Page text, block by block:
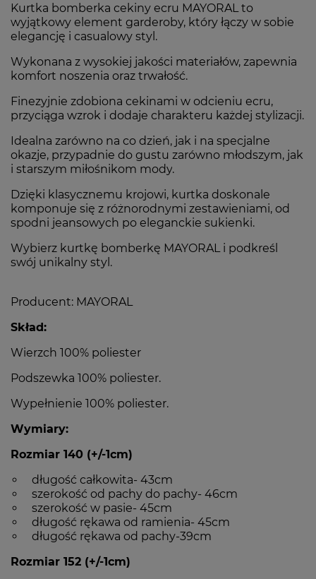
Kurtka bomberka cekiny ecru MAYORAL to
wyjątkowy element garderoby, który łączy w sobie
elegancję i casualowy styl.
Wykonana z wysokiej jakości materiałów, zapewnia
komfort noszenia oraz trwałość.
Finezyjnie zdobiona cekinami w odcieniu ecru,
przyciąga wzrok i dodaje charakteru każdej stylizacji.
Idealna zarówno na co dzień, jak i na specjalne
okazje, przypadnie do gustu zarówno młodszym, jak
i starszym miłośnikom mody.
Dzięki klasycznemu krojowi, kurtka doskonale
komponuje się z różnorodnymi zestawieniami, od
spodni jeansowych po eleganckie sukienki.
Wybierz kurtkę bomberkę MAYORAL i podkreśl
swój unikalny styl.
Producent: MAYORAL
Skład:
Wierzch 100% poliester
Podszewka 100% poliester.
Wypełnienie 100% poliester.
Wymiary:
Rozmiar 140 (+/-1cm)
długość całkowita- 43cm
szerokość od pachy do pachy- 46cm
szerokość w pasie- 45cm
długość rękawa od ramienia- 45cm
długość rękawa od pachy-39cm
Rozmiar 152 (+/-1cm)